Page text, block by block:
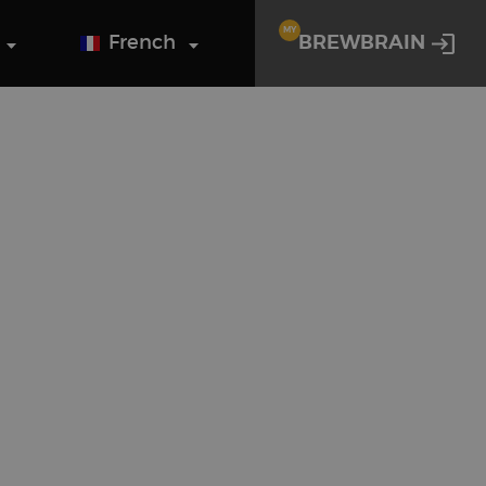
French
MY
BREWBRAIN